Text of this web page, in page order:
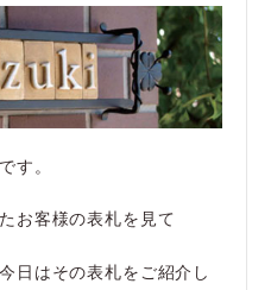
す。
お客様の表札を見て
日はその表札をご紹介し